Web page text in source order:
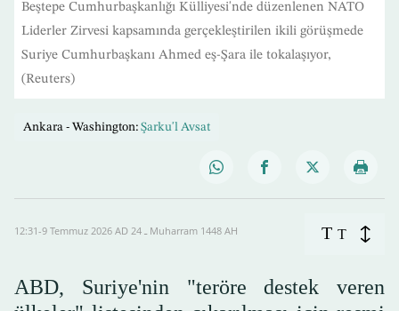
Beştepe Cumhurbaşkanlığı Külliyesi'nde düzenlenen NATO
Liderler Zirvesi kapsamında gerçekleştirilen ikili görüşmede
Suriye Cumhurbaşkanı Ahmed eş-Şara ile tokalaşıyor,
(Reuters)
Ankara - Washington: Şarku'l Avsat
12:31-9 Temmuz 2026 AD ـ 24 Muharram 1448 AH T T
ABD, Suriye'nin "teröre destek veren